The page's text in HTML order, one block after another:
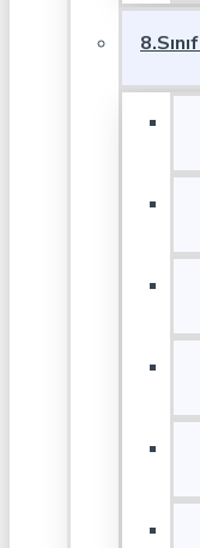
8.Sınıf